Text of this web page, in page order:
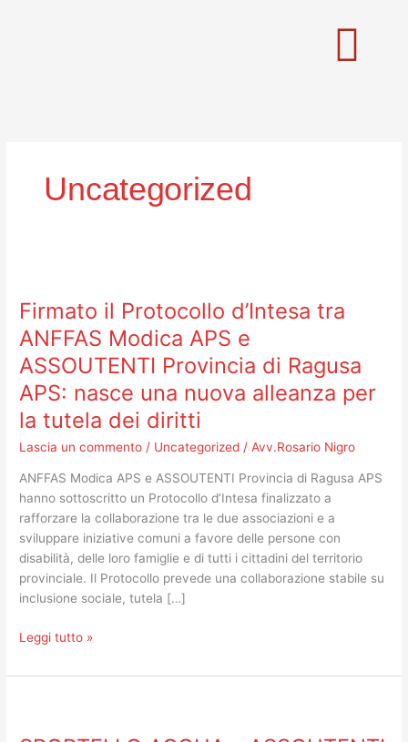
Uncategorized
Firmato il Protocollo d’Intesa tra
ANFFAS Modica APS e
ASSOUTENTI Provincia di Ragusa
APS: nasce una nuova alleanza per
la tutela dei diritti
Lascia un commento / Uncategorized /Avv.Rosario Nigro
ANFFAS Modica APS e ASSOUTENTI Provincia di Ragusa APS
hanno sottoscritto un Protocollo d’Intesa finalizzato a
rafforzare la collaborazione tra le due associazioni e a
sviluppare iniziative comuni a favore delle persone con
disabilità, delle loro famiglie e di tutti i cittadini del territorio
provinciale. Il Protocollo prevede una collaborazione stabile su
inclusione sociale, tutela […]
Protocollo
d’Intesa
tra
ANFFAS
Modica
APS
e
ASSOUTENTI
nasce
nuova
Leggi tutto »